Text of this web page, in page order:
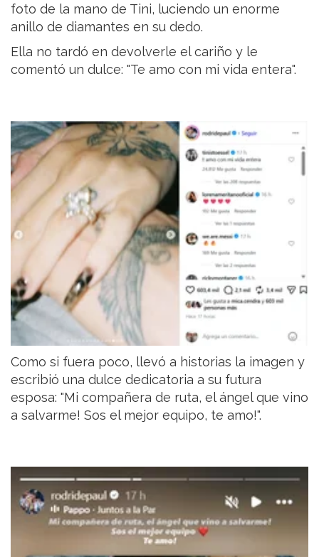
foto de la mano de Tini, luciendo un enorme
anillo de diamantes en su dedo.
Ella no tardó en devolverle el cariño y le
comentó un dulce: "Te amo con mi vida entera".
Como si fuera poco, llevó a historias la imagen y
escribió una dulce dedicatoria a su futura
esposa: "Mi compañera de ruta, el ángel que vino
a salvarme! Sos el mejor equipo, te amo!".